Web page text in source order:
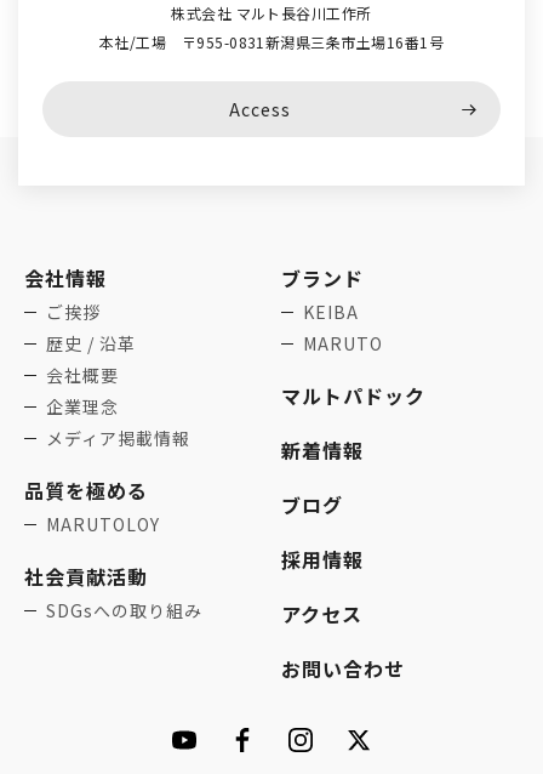
株式会社 マルト長谷川工作所
本社/工場 〒955-0831新潟県三条市土場16番1号
Access
会社情報
ご挨拶
歴史 / 沿革
会社概要
企業理念
メディア掲載情報
品質を極める
MARUTOLOY
社会貢献活動
SDGsへの取り組み
ブランド
KEIBA
MARUTO
マルトパドック
新着情報
ブログ
採用情報
アクセス
お問い合わせ